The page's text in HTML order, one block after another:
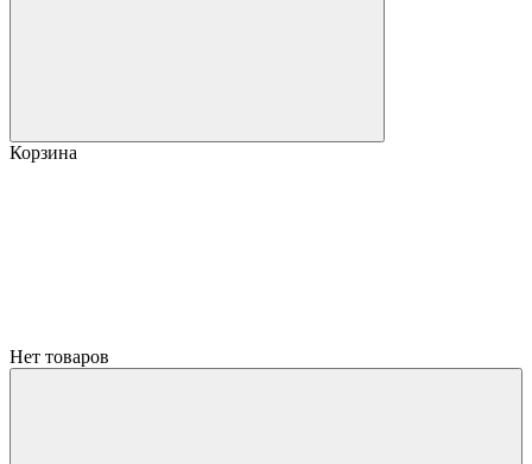
Корзина
Нет товаров